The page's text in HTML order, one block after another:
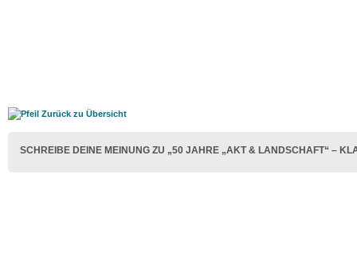
Zurück zu Übersicht
SCHREIBE DEINE MEINUNG ZU „50 JAHRE „AKT & LANDSCHAFT“ –